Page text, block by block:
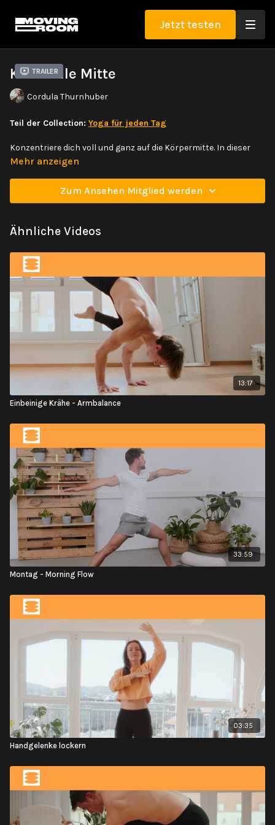
Jetzt testen
Trailer
Kraftvolle Mitte
Cordula Thurnhuber
Teil der Collection: Yoga für jeden Tag
Konzentriere dich voll und ganz auf die Körpermitte. In dieser
Sequenz bringst du viel Kraft in dein Zentrum, deine Schultern,
Mehr anzeigen
Zum Ansehen Mitglied werden
Ähnliche Videos
13:17
Einbeinige Krähe - Armbalance
33:59
Montag - Morning Flow
03:35
Handgelenke lockern